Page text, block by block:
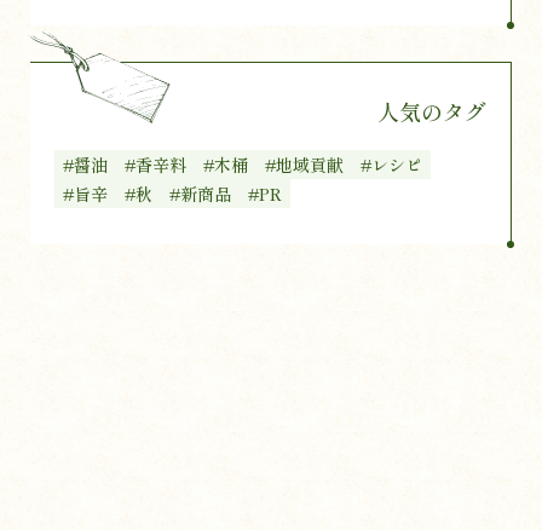
人気のタグ
#醤油 #香辛料 #木桶 #地域貢献
#レシピ
#旨辛
#秋 #新商品 #PR